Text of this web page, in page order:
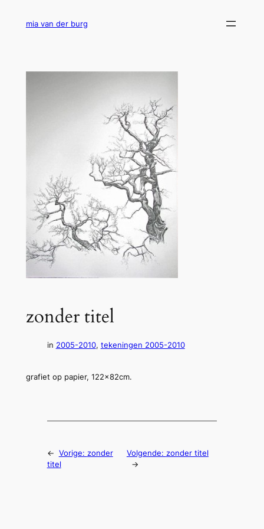
mia van der burg
zonder titel
in 2005-2010, tekeningen 2005-2010
grafiet op papier, 122x82cm.
← Vorige: zonder
titel
Volgende: zonder titel
→